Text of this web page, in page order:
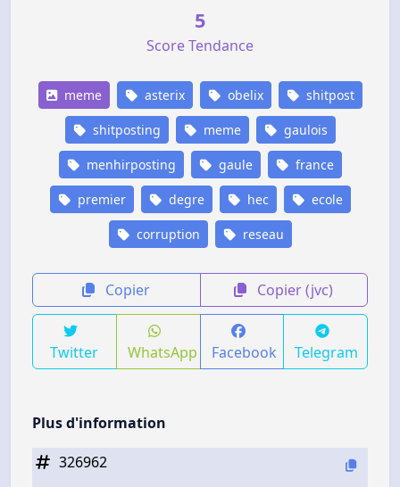
5
Score Tendance
meme asterix obelix shitpost
shitposting meme gaulois
menhirposting gaule france
premier degre hec ecole
corruption reseau
Copier Copier (jvc)
Twitter WhatsApp Facebook Telegram
Plus d'information
326962